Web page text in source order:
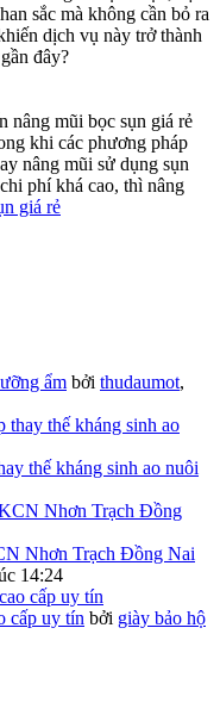
sắc mà không cần bỏ ra
dịch vụ này trở thành
đây?
nâng mũi bọc sụn giá rẻ
khi các phương pháp
nâng mũi sử dụng sụn
phí khá cao, thì nâng
giá rẻ
ẩm bởi thudaumot,
thế kháng sinh ao nuôi
Nhơn Trạch Đồng Nai
14:24
cấp uy tín bởi giày bảo hộ